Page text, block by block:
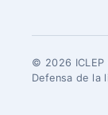
© 2026 ICLEP
Defensa de la